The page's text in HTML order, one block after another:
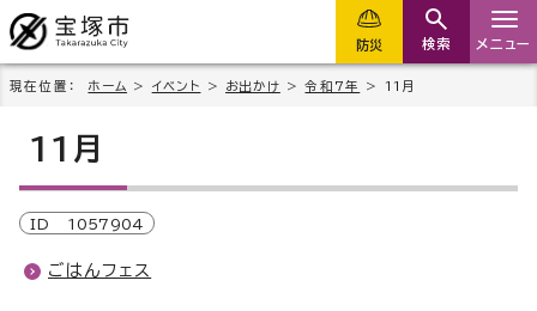
防災 検索 メニュー
現在位置： ホーム > イベント > お出かけ >令和7年 > 11月
11月
ID 1057904
ごはんフェス